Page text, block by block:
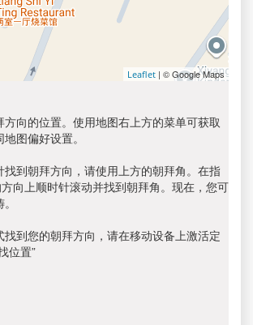
Leaflet | © Google Maps
向的位置。使用地图右上方的菜单可获取
图偏好设置。
找到朝拜方向，请使用上方的朝拜角。在指
向上顺时针滚动并找到朝拜角。现在，您可
到您的朝拜方向，请在移动设备上激活定
位置”